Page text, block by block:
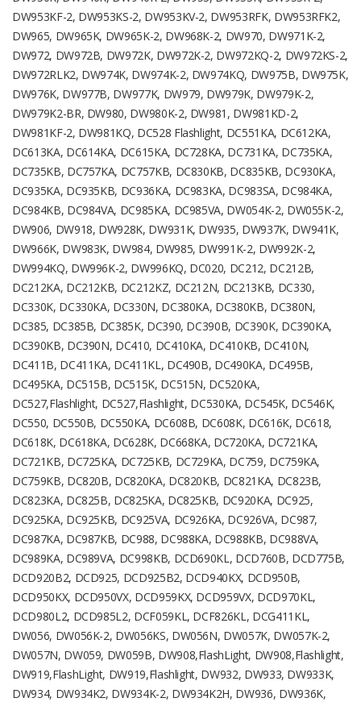
DW953KF-2, DW953KS-2, DW953KV-2, DW953RFK, DW953RFK2,
DW965, DW965K, DW965K-2, DW968K-2, DW970, DW971K-2,
DW972, DW972B, DW972K, DW972K-2, DW972KQ-2, DW972KS-2,
DW972RLK2, DW974K, DW974K-2, DW974KQ, DW975B, DW975K,
DW976K, DW977B, DW977K, DW979, DW979K, DW979K-2,
DW979K2-BR, DW980, DW980K-2, DW981, DW981KD-2,
DW981KF-2, DW981KQ, DC528 Flashlight, DC551KA, DC612KA,
DC613KA, DC614KA, DC615KA, DC728KA, DC731KA, DC735KA,
DC735KB, DC757KA, DC757KB, DC830KB, DC835KB, DC930KA,
DC935KA, DC935KB, DC936KA, DC983KA, DC983SA, DC984KA,
DC984KB, DC984VA, DC985KA, DC985VA, DW054K-2, DW055K-2,
DW906, DW918, DW928K, DW931K, DW935, DW937K, DW941K,
DW966K, DW983K, DW984, DW985, DW991K-2, DW992K-2,
DW994KQ, DW996K-2, DW996KQ, DC020, DC212, DC212B,
DC212KA, DC212KB, DC212KZ, DC212N, DC213KB, DC330,
DC330K, DC330KA, DC330N, DC380KA, DC380KB, DC380N,
DC385, DC385B, DC385K, DC390, DC390B, DC390K, DC390KA,
DC390KB, DC390N, DC410, DC410KA, DC410KB, DC410N,
DC411B, DC411KA, DC411KL, DC490B, DC490KA, DC495B,
DC495KA, DC515B, DC515K, DC515N, DC520KA,
DC527,Flashlight, DC527,Flashlight, DC530KA, DC545K, DC546K,
DC550, DC550B, DC550KA, DC608B, DC608K, DC616K, DC618,
DC618K, DC618KA, DC628K, DC668KA, DC720KA, DC721KA,
DC721KB, DC725KA, DC725KB, DC729KA, DC759, DC759KA,
DC759KB, DC820B, DC820KA, DC820KB, DC821KA, DC823B,
DC823KA, DC825B, DC825KA, DC825KB, DC920KA, DC925,
DC925KA, DC925KB, DC925VA, DC926KA, DC926VA, DC987,
DC987KA, DC987KB, DC988, DC988KA, DC988KB, DC988VA,
DC989KA, DC989VA, DC998KB, DCD690KL, DCD760B, DCD775B,
DCD920B2, DCD925, DCD925B2, DCD940KX, DCD950B,
DCD950KX, DCD950VX, DCD959KX, DCD959VX, DCD970KL,
DCD980L2, DCD985L2, DCF059KL, DCF826KL, DCG411KL,
DW056, DW056K-2, DW056KS, DW056N, DW057K, DW057K-2,
DW057N, DW059, DW059B, DW908,FlashLight, DW908,Flashlight,
DW919,FlashLight, DW919,Flashlight, DW932, DW933, DW933K,
DW934, DW934K2, DW934K-2, DW934K2H, DW936, DW936K,